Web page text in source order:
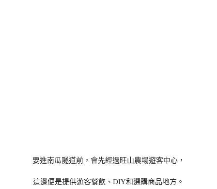
要進南瓜隧道前，會先經過旺山農場遊客中心，
這邊便是提供遊客餐飲、DIY和選購商品地方。